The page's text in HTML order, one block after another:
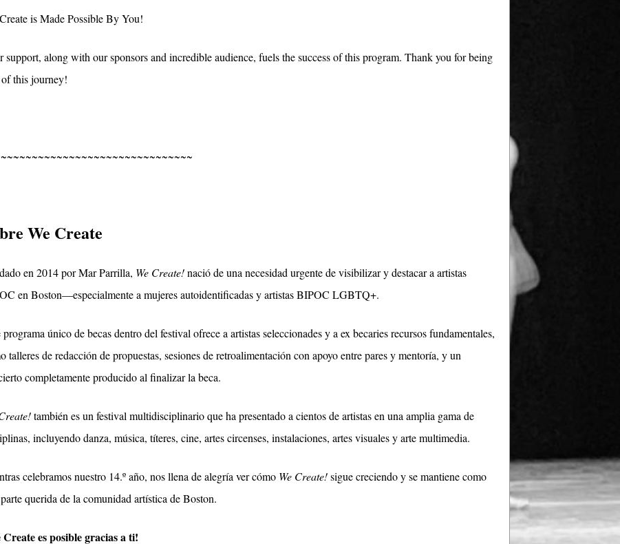
is Made Possible By You!
support, along with our sponsors and incredible audience, fuels the success of this program. Thank you for being
this journey!
We Create
en 2014 por Mar Parrilla, We Create!nació de una necesidad urgente de visibilizar y destacar a artistas
en Boston—especialmente a mujeres autoidentificadas y artistas BIPOC LGBTQ+.
programa único de becas dentro del festival ofrece a artistas seleccionades y a ex becaries recursos fundamentales,
talleres de redacción de propuestas, sesiones de retroalimentación con apoyo entre pares y mentoría, y un
completamente producido al finalizar la beca.
también es un festival multidisciplinario que ha presentado a cientos de artistas en una amplia gama de
incluyendo danza, música, títeres, cine, artes circenses, instalaciones, artes visuales y arte multimedia.
celebramos nuestro 14.º año, nos llena de alegría ver cómo We Create!sigue creciendo y se mantiene como
querida de la comunidad artística de Boston.
Create es posible gracias a ti!